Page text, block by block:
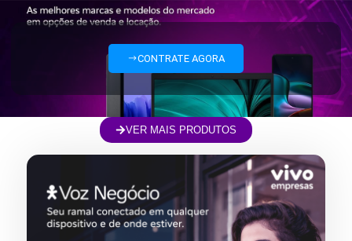
CONTRATE AGORA
VER MAIS PRODUTOS